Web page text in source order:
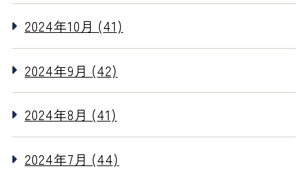
2024年10月 (41)
2024年9月 (42)
2024年8月 (41)
2024年7月 (44)